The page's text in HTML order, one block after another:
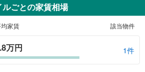
ごとの家賃相場
家賃 該当物件
万円 1件